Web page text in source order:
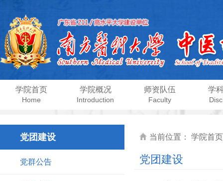
学院首页
Home
学院概况
Introduction
师资队伍
Faculty
学
党团建设
党群公告
当前位置： 学院首页
党团建设